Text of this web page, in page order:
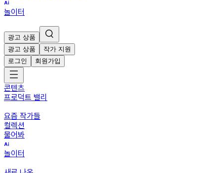
놀이터
광고 상품
광고 상품
작가 지원
로그인
회원가입
콘텐츠
프로덕트 밸리
요즘 작가들
컬렉션
물어봐
놀이터